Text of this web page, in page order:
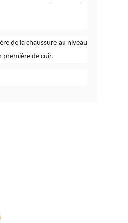
de la chaussure au niveau
première de cuir.